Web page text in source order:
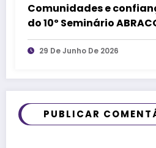
Comunidades e
do 10º Seminário
29 De Junho De 2026
PUBLICAR